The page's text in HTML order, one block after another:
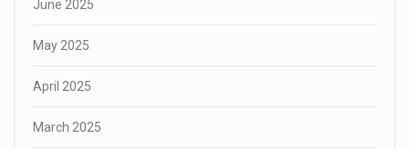
June 2025
May 2025
April 2025
March 2025